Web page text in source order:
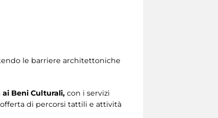
le barriere architettoniche
ai Beni Culturali, con i servizi
di percorsi tattili e attività